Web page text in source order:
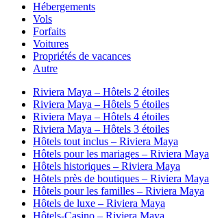
Hébergements
Vols
Forfaits
Voitures
Propriétés de vacances
Autre
Riviera Maya – Hôtels 2 étoiles
Riviera Maya – Hôtels 5 étoiles
Riviera Maya – Hôtels 4 étoiles
Riviera Maya – Hôtels 3 étoiles
Hôtels tout inclus – Riviera Maya
Hôtels pour les mariages – Riviera Maya
Hôtels historiques – Riviera Maya
Hôtels près de boutiques – Riviera Maya
Hôtels pour les familles – Riviera Maya
Hôtels de luxe – Riviera Maya